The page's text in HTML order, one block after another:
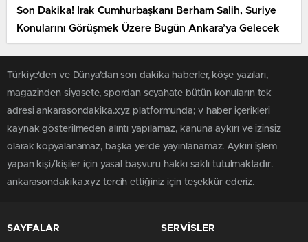
Son Dakika! Irak Cumhurbaşkanı Berham Salih, Suriye
Konularını Görüşmek Üzere Bugün Ankara’ya Gelecek
Türkiye'den ve Dünya’dan son dakika haberler, köşe yazıları,
magazinden siyasete, spordan seyahate bütün konuların tek
adresi ankarasondakika.xyz platformunda; v haber içerikleri
kaynak gösterilmeden alıntı yapılamaz, kanuna aykırı ve izinsiz
olarak kopyalanamaz, başka yerde yayınlanamaz. Aykırı işlem
yapan kişi/kişiler için yasal başvuru hakkı saklı tutulmaktadır.
ankarasondakika.xyz tercih ettiğiniz için teşekkür ederiz.
SAYFALAR SERVİSLER